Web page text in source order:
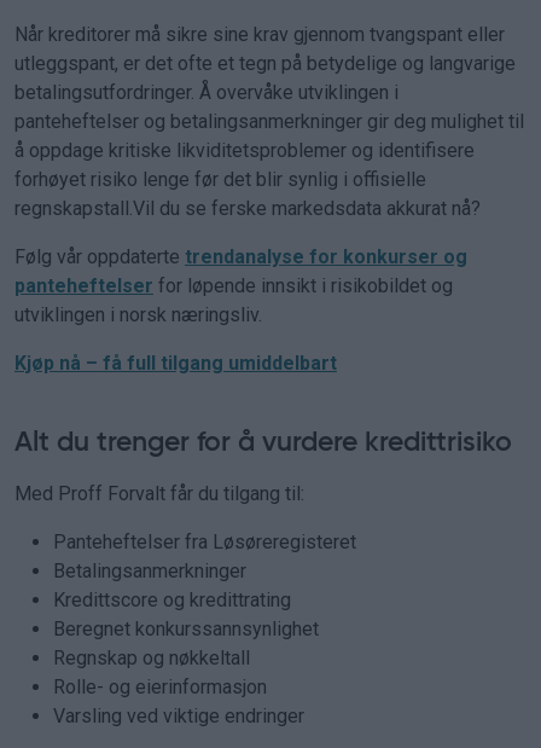
Når kreditorer må sikre sine krav gjennom tvangspant eller
utleggspant, er det ofte et tegn på betydelige og langvarige
betalingsutfordringer. Å overvåke utviklingen i
panteheftelser og betalingsanmerkninger gir deg mulighet til
å oppdage kritiske likviditetsproblemer og identifisere
forhøyet risiko lenge før det blir synlig i offisielle
regnskapstall.Vil du se ferske markedsdata akkurat nå?
Følg vår oppdaterte trendanalyse for konkurser og
panteheftelser for løpende innsikt i risikobildet og
utviklingen i norsk næringsliv.
Kjøp nå – få full tilgang umiddelbart
Alt du trenger for å vurdere kredittrisiko
Med Proff Forvalt får du tilgang til:
Panteheftelser fra Løsøreregisteret
Betalingsanmerkninger
Kredittscore og kredittrating
Beregnet konkurssannsynlighet
Regnskap og nøkkeltall
Rolle- og eierinformasjon
Varsling ved viktige endringer